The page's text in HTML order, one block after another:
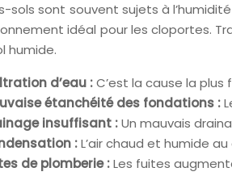
sols sont souvent sujets à
idéal pour les cloportes.
humide.
d’eau :C’est la cause la plus
étanchéité des fondations :
insuffisant :Un mauvais
:L’air chaud et humide
de plomberie :Les fuites